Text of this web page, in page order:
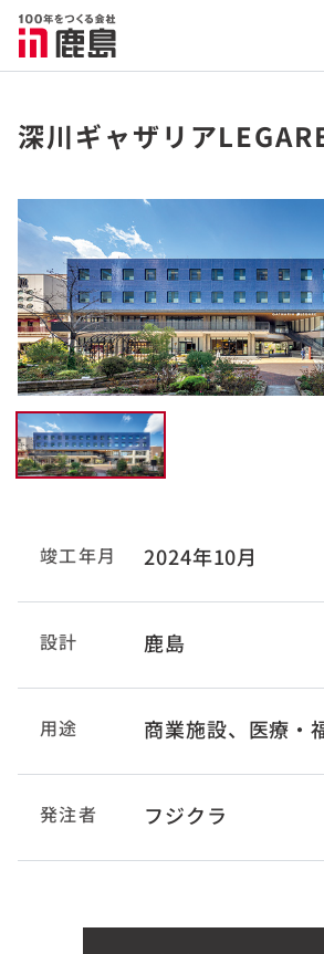
深川ギャザリア
竣工年月 2024年10月
設計 鹿島
用途 商業施設、医療・
発注者 フジクラ